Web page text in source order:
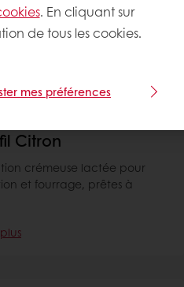
Citron
crémeuse lactée pour
et fourrage, prêtes à
. En cliquant sur
de tous les cookies.
mes préférences